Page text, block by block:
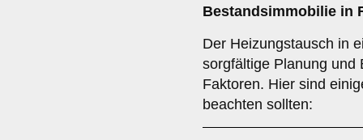
Bestandsimmobilie in
Der Heizungstausch in
sorgfältige Planung und
Faktoren. Hier sind
beachten sollten: